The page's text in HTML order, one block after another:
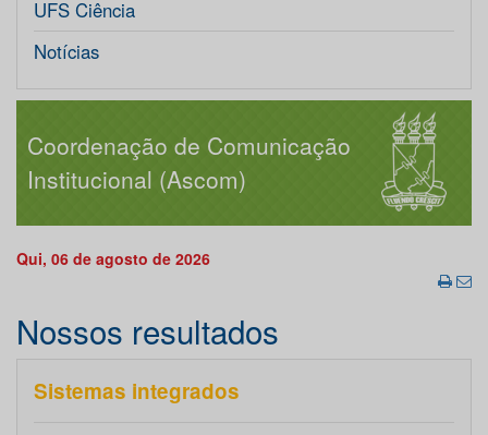
UFS Ciência
Notícias
Coordenação de Comunicação
Institucional (Ascom)
Qui, 06 de agosto de 2026
Nossos resultados
Sistemas integrados